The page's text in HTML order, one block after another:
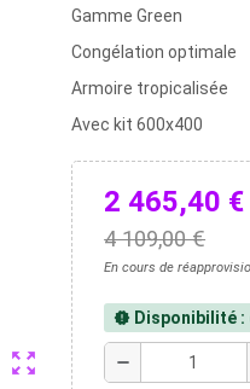
zoom_out_map
Gamme Green
Congélation optimale
Armoire tropicalisée
Avec kit 600x400
2 465,40 €
4 109,00 €
En cours de
new_releases Disponibilité
remove